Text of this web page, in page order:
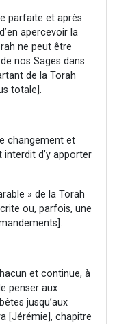
parfaite et après
apercevoir la
ne peut être
nos Sages dans
de la Torah
totale].
changement et
d’y apporter
» de la Torah
ou, parfois, une
et continue, à
penser aux
jusqu’aux
[Jérémie], chapitre